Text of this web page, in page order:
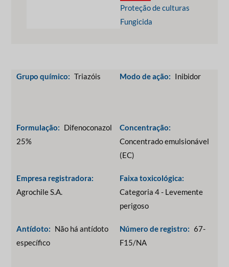
Proteção de culturas
Fungicida
Grupo químico: Triazóis
Formulação: Difenoconazol
25%
Empresa registradora:
Agrochile S.A.
Antídoto: Não há antídoto
específico
Modo de ação: Inibidor
Concentração:
Concentrado emulsionável
(EC)
Faixa toxicológica:
Categoria 4 - Levemente
perigoso
Número de registro: 67-
F15/NA